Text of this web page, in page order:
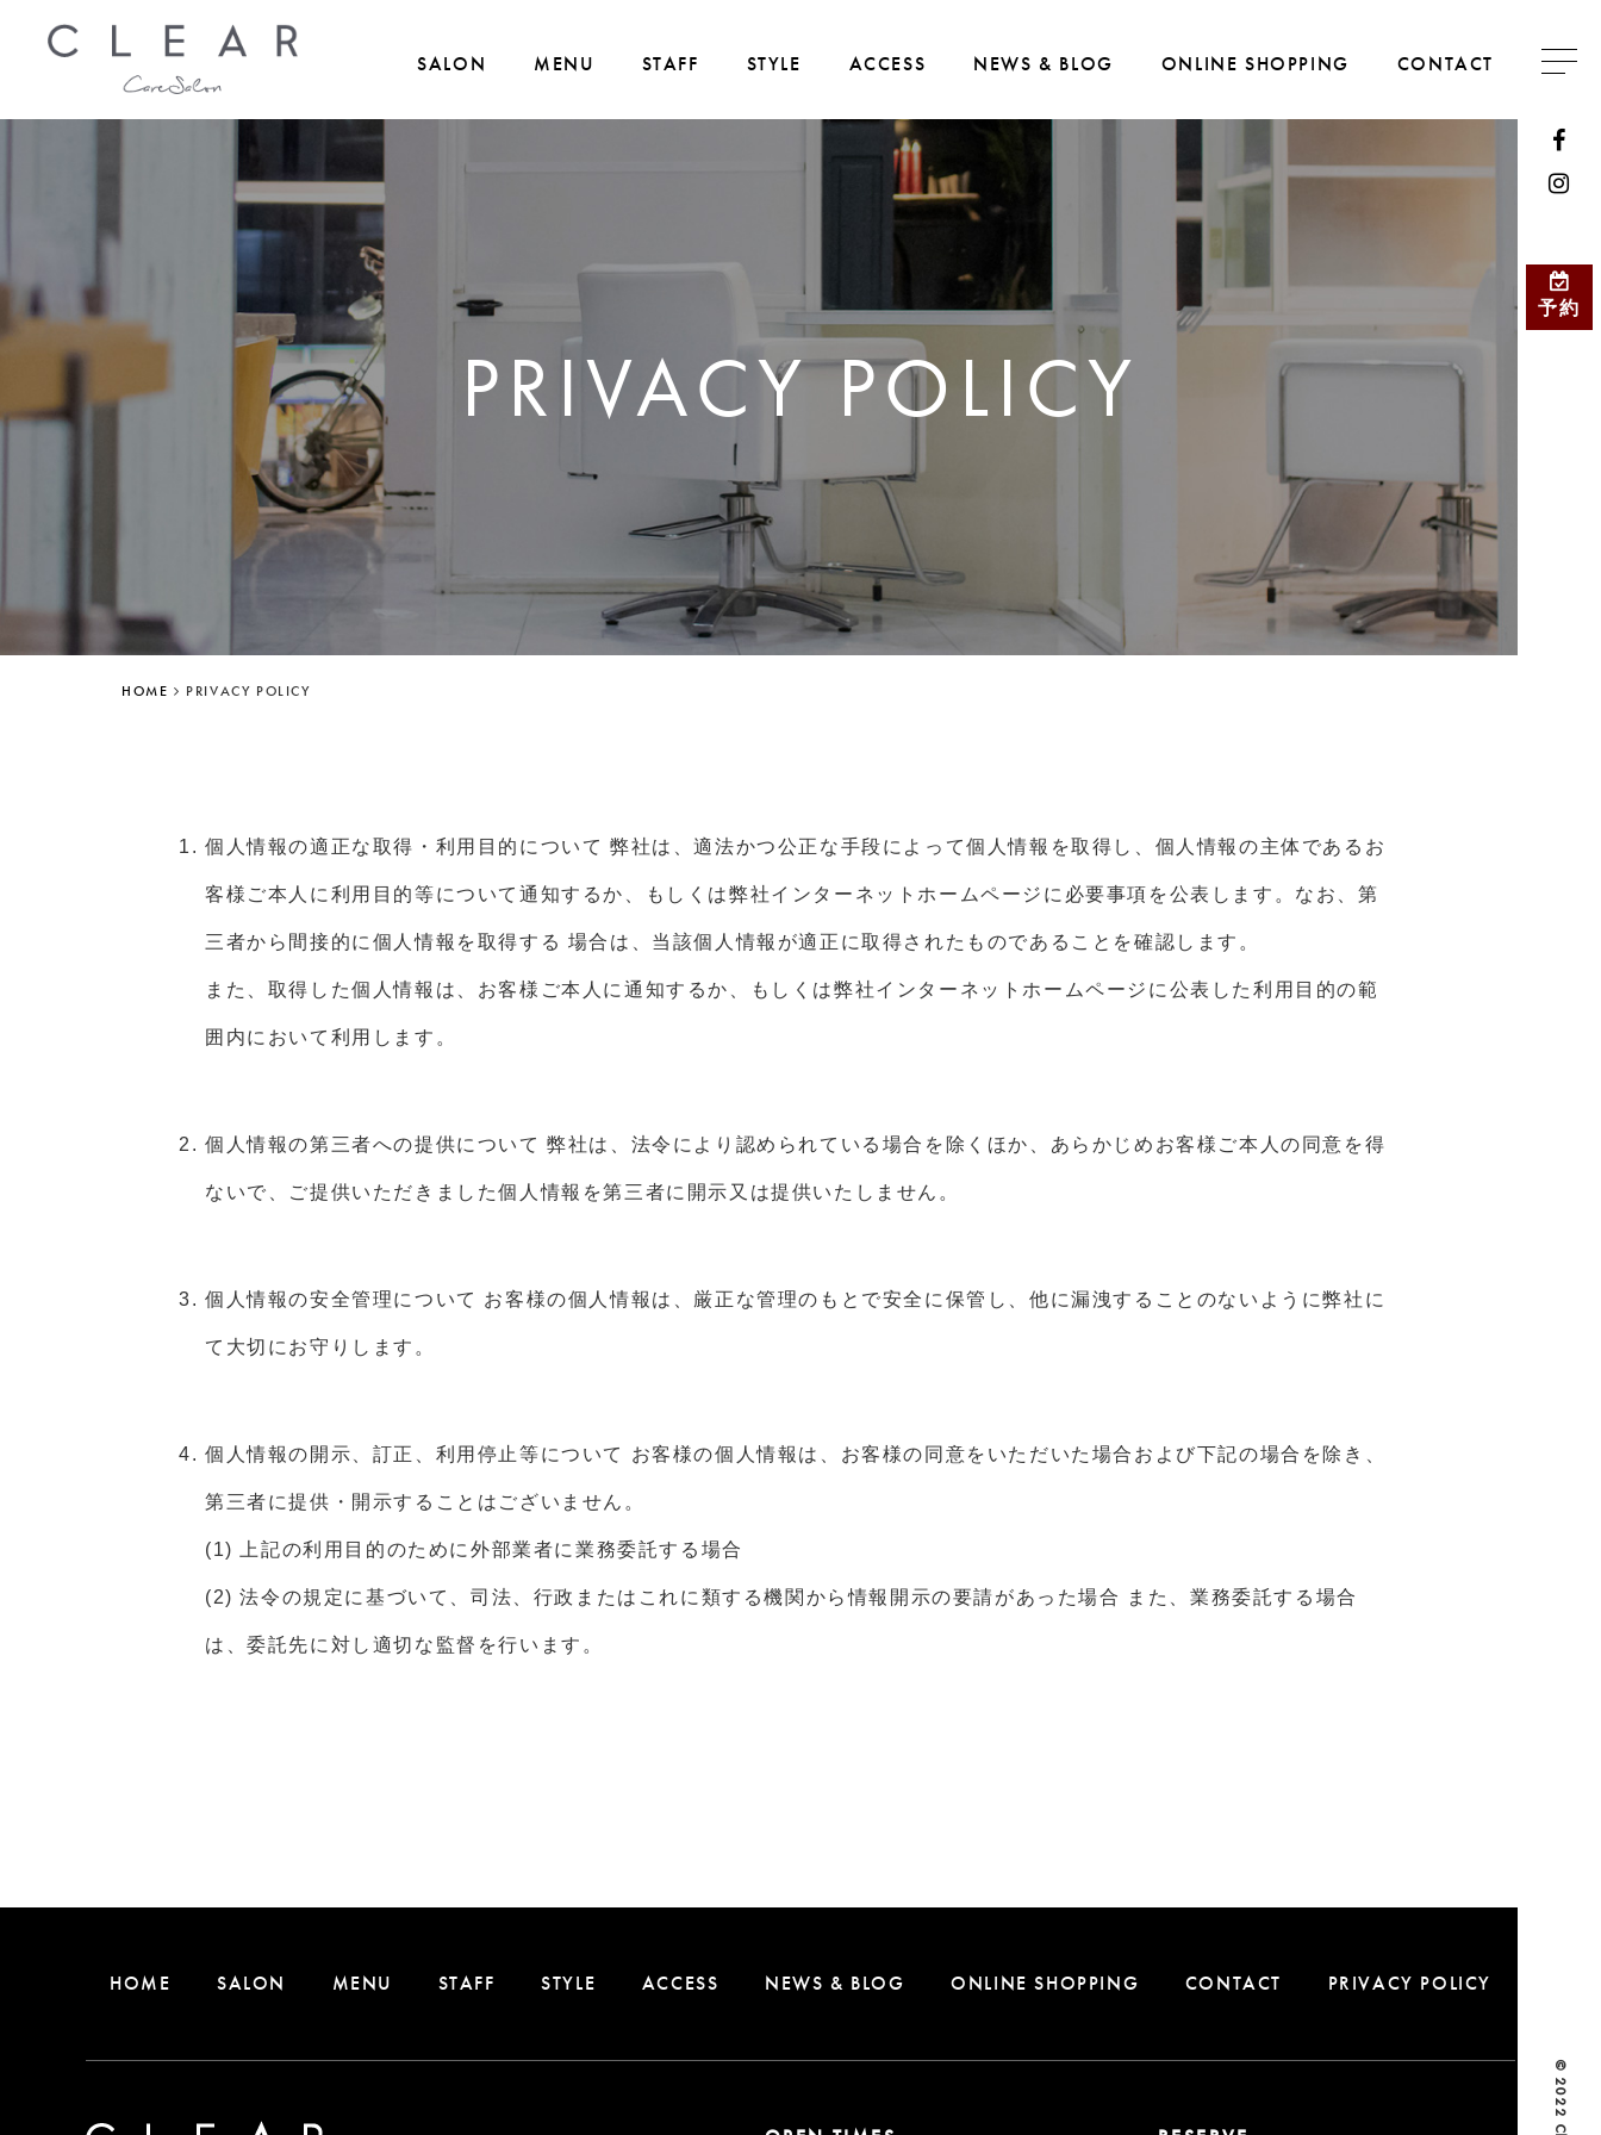
SALON MENU STAFF STYLE ACCESS NEWS & BLOG ONLINE SHOPPING CONTACT
PRIVACY POLICY
HOME PRIVACY POLICY
個人情報の適正な取得・利用目的について 弊社は、適法かつ公正な手段によって個人情報を取得し、個人情報の主体であるお
客様ご本人に利用目的等について通知するか、もしくは弊社インターネットホームページに必要事項を公表します。なお、第
三者から間接的に個人情報を取得する 場合は、当該個人情報が適正に取得されたものであることを確認します。
また、取得した個人情報は、お客様ご本人に通知するか、もしくは弊社インターネットホームページに公表した利用目的の範
囲内において利用します。
個人情報の第三者への提供について弊社は、法令により認められている場合を除くほか、あらかじめお客様ご本人の同意を得
ないで、ご提供いただきました個人情報を第三者に開示又は提供いたしません。
個人情報の安全管理について お客様の個人情報は、厳正な管理のもとで安全に保管し、他に漏洩することのないように弊社に
て大切にお守りします。
個人情報の開示、訂正、利用停止等について お客様の個人情報は、お客様の同意をいただいた場合および下記の場合を除き、
第三者に提供・開示することはございません。
(1) 上記の利用目的のために外部業者に業務委託する場合
(2) 法令の規定に基づいて、司法、行政またはこれに類する機関から情報開示の要請があった場合 また、業務委託する場合
は、委託先に対し適切な監督を行います。
HOME SALON MENU STAFF STYLE ACCESS NEWS & BLOG ONLINE SHOPPING CONTACT PRIVACY POLICY
予約